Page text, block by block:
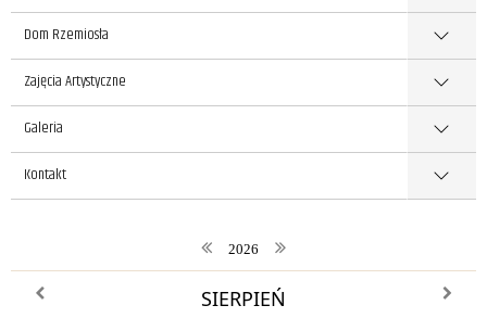
Dom Rzemiosła
Zajęcia Artystyczne
Galeria
Kontakt
poprzedni rok
2026 następny rok
poprzedni miesiąc SIERPIEŃ